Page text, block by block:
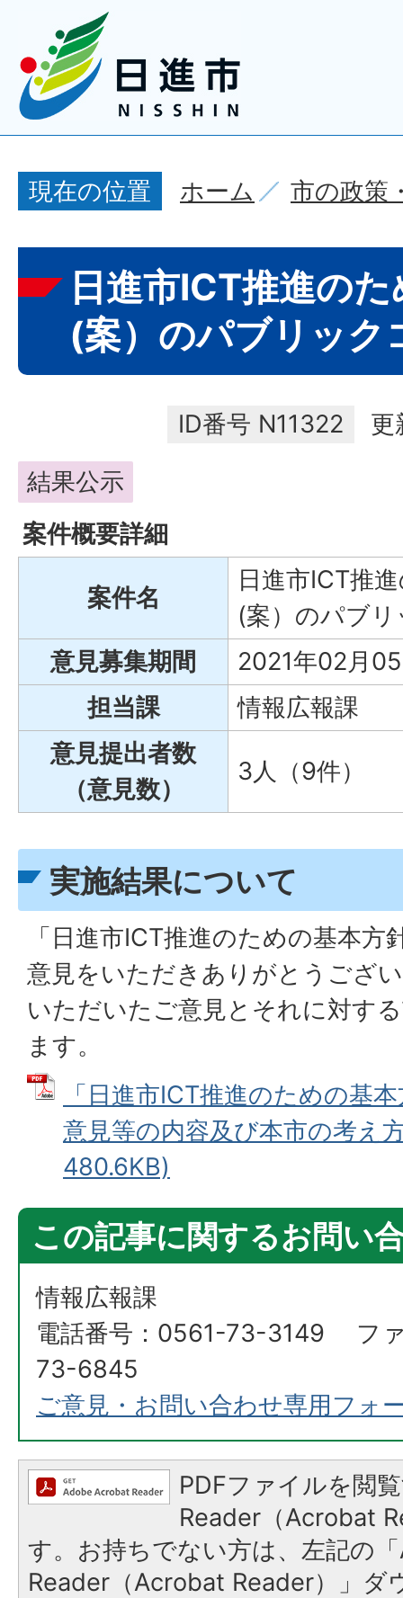
現在の位置 ホーム 市の政策
日進市ICT推進の
(案）のパブリック
ID番号 N11322
更
結果公示
案件概要詳細
案件名
日進市ICT推
(案）のパブ
意見募集期間
2021年02月
担当課
情報広報課
意見提出者数
（意見数）
3人（9件）
実施結果について
「日進市ICT推進のための基本方
意見をいただきありがとうござ
いただいたご意見とそれに対す
ます。
「日進市ICT推進のための基
意見等の内容及び本市の考え
480.6KB)
この記事に関するお問い
情報広報課
電話番号：0561-73-3149 フ
73-6845
ご意見・お問い合わせ専用フォ
PDFファイルを閲
Reader（Acrobat
す。お持ちでない方は、左記の
Reader（Acrobat Reader）」ダ